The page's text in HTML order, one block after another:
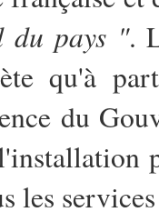
du pays ".
qu'à
du
les